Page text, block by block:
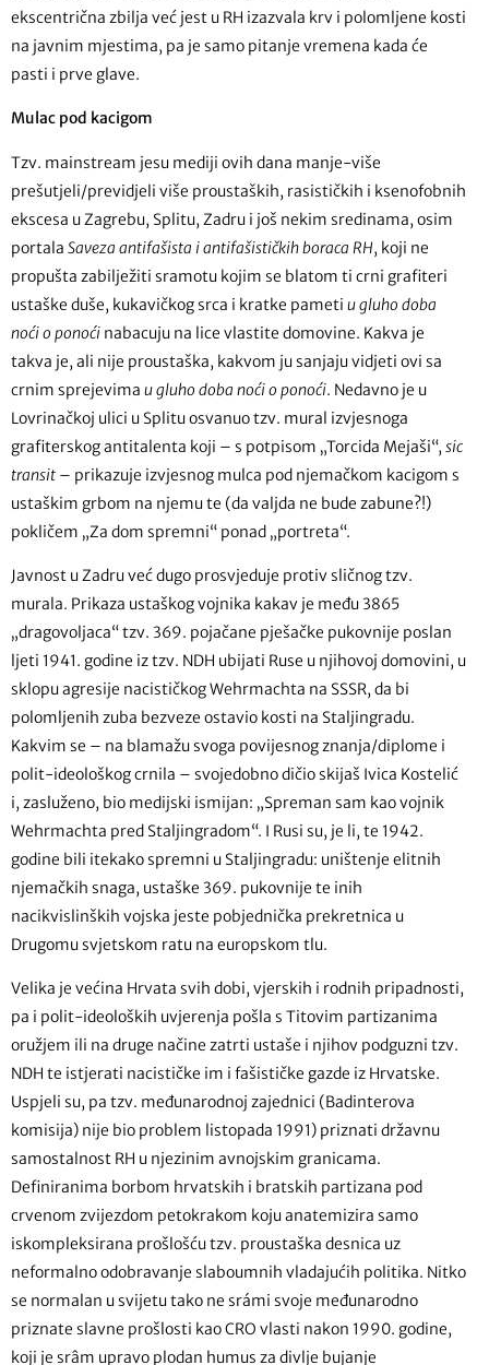
ekscentrična zbilja već jest u RH izazvala krv i polomljene kosti
na javnim mjestima, pa je samo pitanje vremena kada će
pasti i prve glave.
Mulac pod kacigom
Tzv. mainstream jesu mediji ovih dana manje-više
prešutjeli/previdjeli više proustaških, rasističkih i ksenofobnih
ekscesa u Zagrebu, Splitu, Zadru i još nekim sredinama, osim
portala Saveza antifašista i antifašističkih boraca RH, koji ne
propušta zabilježiti sramotu kojim se blatom ti crni grafiteri
ustaške duše, kukavičkog srca i kratke pameti u gluho doba
noći o ponoći nabacuju na lice vlastite domovine. Kakva je
takva je, ali nije proustaška, kakvom ju sanjaju vidjeti ovi sa
crnim sprejevima u gluho doba noći o ponoći. Nedavno je u
Lovrinačkoj ulici u Splitu osvanuo tzv. mural izvjesnoga
grafiterskog antitalenta koji – s potpisom „Torcida Mejaši“, sic
transit – prikazuje izvjesnog mulca pod njemačkom kacigom s
ustaškim grbom na njemu te (da valjda ne bude zabune?!)
pokličem „Za dom spremni“ ponad „portreta“.
Javnost u Zadru već dugo prosvjeduje protiv sličnog tzv.
murala. Prikaza ustaškog vojnika kakav je među 3865
„dragovoljaca“ tzv. 369. pojačane pješačke pukovnije poslan
ljeti 1941. godine iz tzv. NDH ubijati Ruse u njihovoj domovini, u
sklopu agresije nacističkog Wehrmachta na SSSR, da bi
polomljenih zuba bezveze ostavio kosti na Staljingradu.
Kakvim se – na blamažu svoga povijesnog znanja/diplome i
polit-ideološkog crnila – svojedobno dičio skijaš Ivica Kostelić
i, zasluženo, bio medijski ismijan: „Spreman sam kao vojnik
Wehrmachta pred Staljingradom“. I Rusi su, je li, te 1942.
godine bili itekako spremni u Staljingradu: uništenje elitnih
njemačkih snaga, ustaške 369. pukovnije te inih
nacikvislinških vojska jeste pobjednička prekretnica u
Drugomu svjetskom ratu na europskom tlu.
Velika je većina Hrvata svih dobi, vjerskih i rodnih pripadnosti,
pa i polit-ideoloških uvjerenja pošla s Titovim partizanima
oružjem ili na druge načine zatrti ustaše i njihov podguzni tzv.
NDH te istjerati nacističke im i fašističke gazde iz Hrvatske.
Uspjeli su, pa tzv. međunarodnoj zajednici (Badinterova
komisija) nije bio problem listopada 1991) priznati državnu
samostalnost RH u njezinim avnojskim granicama.
Definiranima borbom hrvatskih i bratskih partizana pod
crvenom zvijezdom petokrakom koju anatemizira samo
iskompleksirana prošlošću tzv. proustaška desnica uz
neformalno odobravanje slaboumnih vladajućih politika. Nitko
se normalan u svijetu tako ne srámi svoje međunarodno
priznate slavne prošlosti kao CRO vlasti nakon 1990. godine,
koji je srâm upravo plodan humus za divlje bujanje